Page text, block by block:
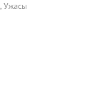
Ужасы